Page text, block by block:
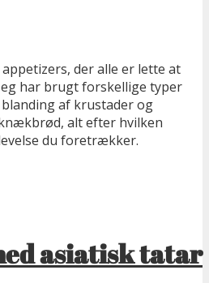
der alle er lette at
har brugt forskellige typer
af krustader og
alt efter hvilken
du foretrækker.
asiatisk tatar